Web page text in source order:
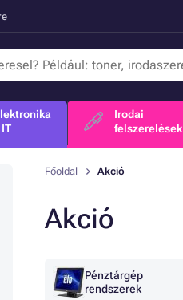
IT
Irodai
felszerelések
Főoldal Akció
Akció
Pénztárgép
rendszerek